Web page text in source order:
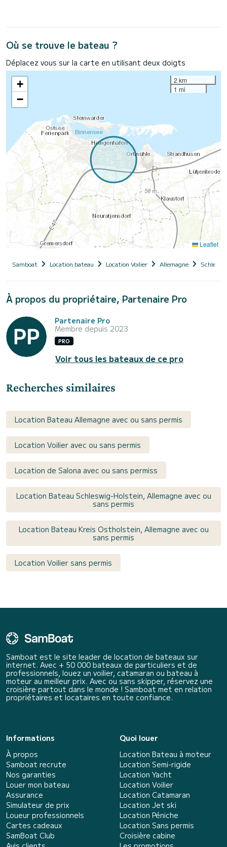
Où se trouve le bateau ?
Déplacez vous sur la carte en utilisant deux doigts
+
−
2 km
1 mi
Leaflet
Samboat Location bateau Location Voilier Allemagne
À propos du propriétaire, Partenaire Pro
Partenaire Pro
Membre depuis 2023
PRO
Voir tous les bateaux de ce pro
Recherches similaires
Location Bateau Allemagne avec ou sans permis
Location Voilier avec ou sans permis
Location de Salona avec ou sans permiss
Location Bateau Schleswig-Holstein, Allemagne avec ou
sans permis
Location Bateau Kreis Ostholstein, Allemagne avec ou
sans permis
Location Voilier sans permis
Samboat est le site leader de location de bateaux sur
internet. Avec + 50 000 bateaux de particuliers et de
professionnels, louez un voilier, catamaran ou bateau à
moteur au meilleur prix. Avec ou sans skipper, réservez une
croisière partout dans le monde ! Samboat met en relation
propriétaires et locataires en toute confiance.
Informations
À propos
Samboat recrute
Nos garanties
Louer mon bateau
Assurance
Simulateur de prix
Loueur professionnels
Cartes cadeaux
SamBoat Club
Quoi louer
Location Bateau à moteur
Location Semi-rigide
Location Yacht
Location Voilier
Location Catamaran
Location Jet ski
Location Péniche
Location Sans permis
Croisière cabine